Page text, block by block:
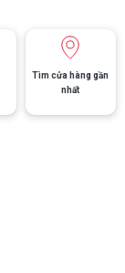
Tìm cửa hàng gần
nhất